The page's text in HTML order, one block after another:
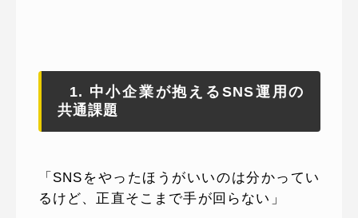
電話でお問い合わせ
月〜金曜10:00 〜 19:00 ( 土日祝定休 )
1. 中小企業が抱えるSNS運用の
共通課題
「SNSをやったほうがいいのは分かってい
るけど、正直そこまで手が回らない」